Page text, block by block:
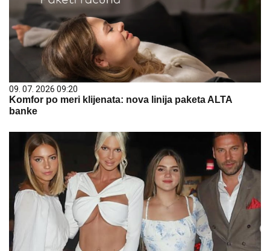
09. 07. 2026 09:20
Komfor po meri klijenata: nova linija paketa ALTA
banke